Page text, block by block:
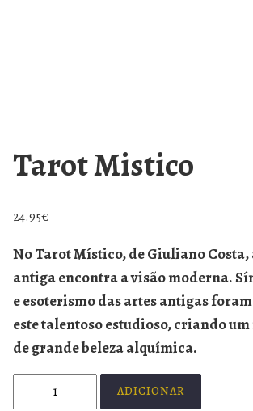
Tarot Mistico
24.95€
NoTarot Místico, de Giuliano
antiga encontra a visão moderna.
e esoterismo das artes antigas
este talentoso estudioso, criando
de grande beleza alquímica.
ADICIONAR